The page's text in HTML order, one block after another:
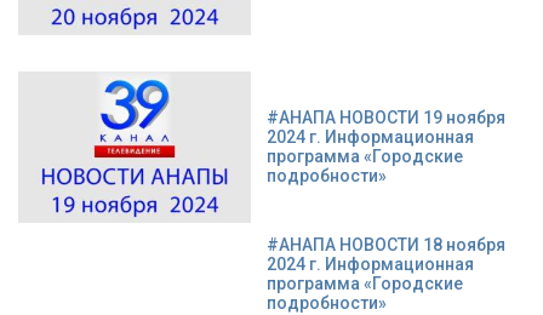
#АНАПА НОВОСТИ 19 ноября
2024 г. Информационная
программа «Городские
подробности»
#АНАПА НОВОСТИ 18 ноября
2024 г. Информационная
программа «Городские
подробности»